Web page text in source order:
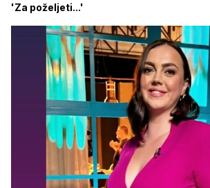
'Za poželjeti...'